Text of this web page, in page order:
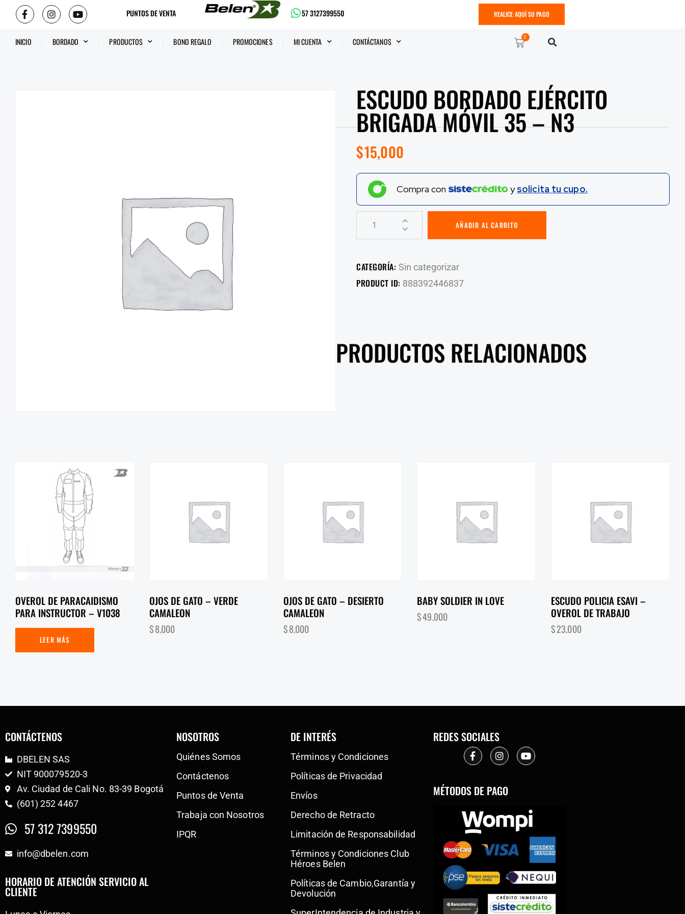
PUNTOS DE VENTA 57 3127399550 REALICE AQUÍ SU PAGO
INICIO BORDADO PRODUCTOS BONO REGALO PROMOCIONES MI CUENTA CONTÁCTANOS 0
ESCUDO BORDADO EJÉRCITO
BRIGADA MÓVIL 35 – N3
$15,000
Compra con ysolicita tu cupo.
AÑADIR AL CARRITO
CATEGORÍA: Sin categorizar
PRODUCT ID: 888392446837
PRODUCTOS RELACIONADOS
OVEROL DE PARACAIDISMO
PARA INSTRUCTOR – V1038
LEER MÁS
OJOS DE GATO – VERDE
CAMALEON
$8,000
OJOS DE GATO – DESIERTO
CAMALEON
$8,000
BABY SOLDIER IN LOVE
$49,000
ESCUDO POLICIA ESAVI –
OVEROL DE TRABAJO
$23,000
CONTÁCTENOS
DBELEN SAS
NIT 900079520-3
Av. Ciudad de Cali No. 83-39 Bogotá
(601) 252 4467
57 312 7399550
info@dbelen.com
HORARIO DE ATENCIÓN SERVICIO AL
CLIENTE
NOSOTROS
Quiénes Somos
Contáctenos
Puntos de Venta
Trabaja con Nosotros
IPQR
DE INTERÉS
Términos y Condiciones
Políticas de Privacidad
Envíos
Derecho de Retracto
Limitación de Responsabilidad
Términos y Condiciones Club
Héroes Belen
Políticas de Cambio,Garantía y
Devolución
REDES SOCIALES
MÉTODOS DE PAGO